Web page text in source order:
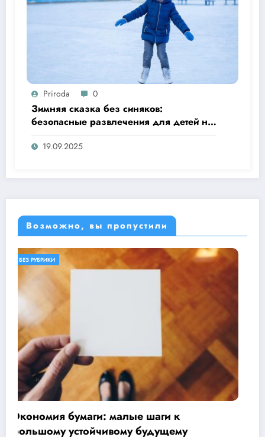
Priroda 0
Зимняя сказка без синяков:
безопасные развлечения для детей на
улице
19.09.2025
Возможно, вы пропустили
БЕЗ РУБРИКИ ОБЕРЕГАЕМ ПРИРОДУ
Основы бережливого отношения
17.10.2024 Priroda